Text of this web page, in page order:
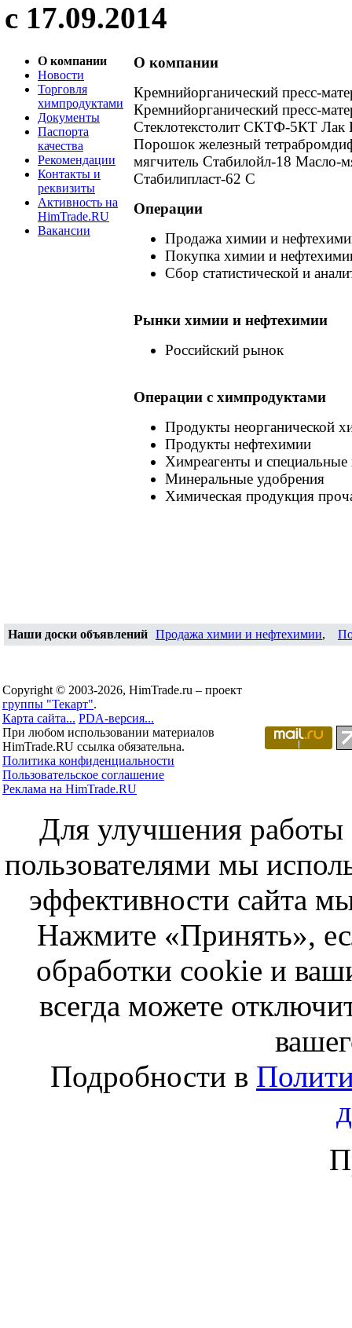
с 17.09.2014
О компании
Новости
Торговля
химпродуктами
Документы
Паспорта
качества
Рекомендации
Контакты и
реквизиты
Активность на
HimTrade.RU
Вакансии
О компании
Кремнийорганический пресс-
Кремнийорганический пресс-
Стеклотекстолит СКТФ-5КТ Лак
Порошок железный
мягчитель Стабилойл-18 Масло-
Стабилипласт-62 С
Операции
Продажа химии и
Покупка химии и
Сбор статистической и
Рынки химии и нефтехимии
Российский рынок
Операции c химпродуктами
Продукты неорганической
Продукты нефтехимии
Химреагенты и
Минеральные удобрения
Химическая продукция
Наши доски объявлений Продажа химии и нефтехимии,
Copyright © 2003-2026, HimTrade.ru – проект
группы "Текарт".
Карта сайта... PDA-версия...
При любом использовании материалов
HimTrade.RU ссылка обязательна.
Политика конфиденциальности
Пользовательское соглашение
Реклама на HimTrade.RU
Для улучшения работы
пользователями мы
эффективности сайта
Нажмите «Принять»,
обработки cookie и
всегда можете
Подробности в